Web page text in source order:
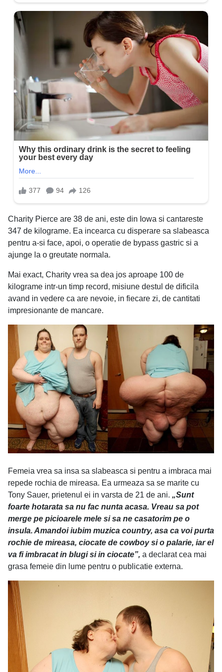
Charity Pierce are 38 de ani, este din Iowa si cantareste
347 de kilograme. Ea incearca cu disperare sa slabeasca
pentru a-si face, apoi, o operatie de bypass gastric si a
ajunge la o greutate normala.
Mai exact, Charity vrea sa dea jos aproape 100 de
kilograme intr-un timp record, misiune destul de dificila
avand in vedere ca are nevoie, in fiecare zi, de cantitati
impresionante de mancare.
Femeia vrea sa insa sa slabeasca si pentru a imbraca mai
repede rochia de mireasa. Ea urmeaza sa se marite cu
Tony Sauer, prietenul ei in varsta de 21 de ani. „Sunt
foarte hotarata sa nu fac nunta acasa. Vreau sa pot
merge pe picioarele mele si sa ne casatorim pe o
insula. Amandoi iubim muzica country, asa ca voi purta
rochie de mireasa, ciocate de cowboy si o palarie, iar el
va fi imbracat in blugi si in ciocate”, a declarat cea mai
grasa femeie din lume pentru o publicatie externa.